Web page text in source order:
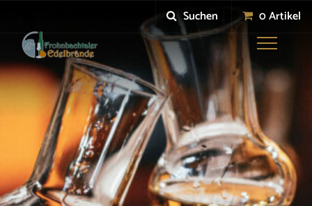
Suchen
0 Artikel
Toggle